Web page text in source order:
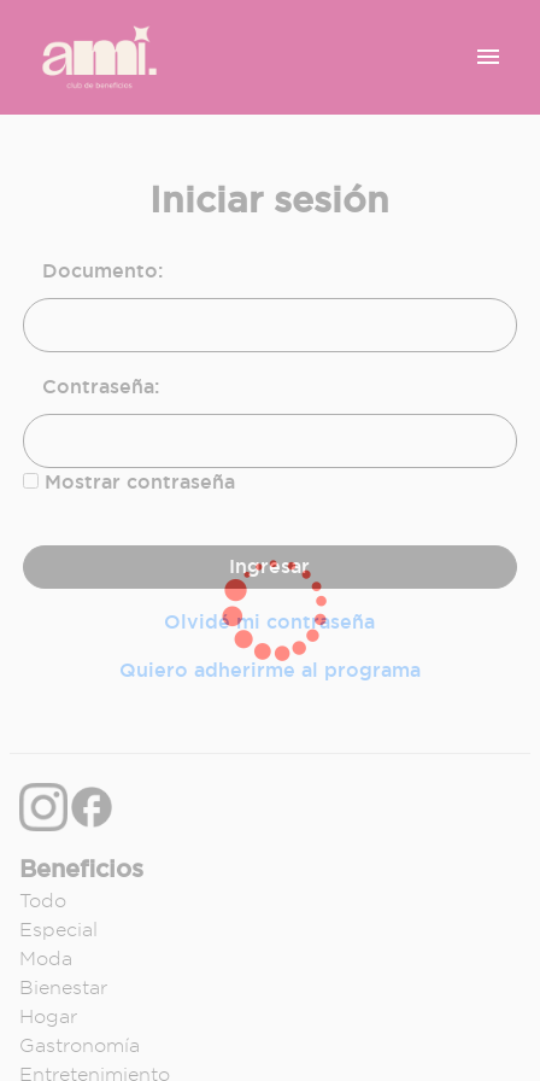
menu
Iniciar sesión
Documento:
Contraseña:
Mostrar contraseña
Olvidé mi contraseña
Quiero adherirme al programa
Beneficios
Todo
Especial
Moda
Bienestar
Hogar
Gastronomía
Entretenimiento